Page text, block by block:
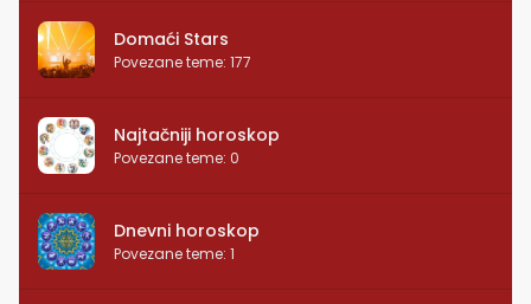
Domaći Stars
Povezane teme: 177
Najtačniji horoskop
Povezane teme: 0
Dnevni horoskop
Povezane teme: 1